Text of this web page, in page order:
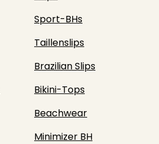
Sport-BHs
Taillenslips
Brazilian Slips
Bikini-Tops
Beachwear
Minimizer BH